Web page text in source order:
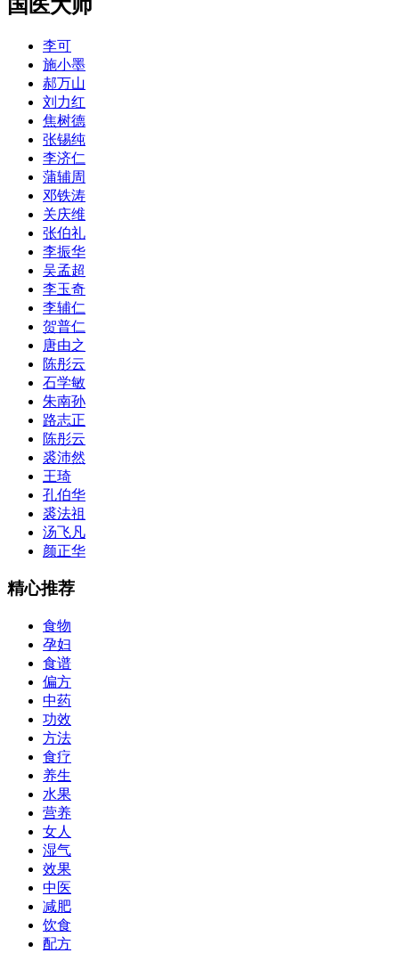
国医大师
李可
施小墨
郝万山
刘力红
焦树德
张锡纯
李济仁
蒲辅周
邓铁涛
关庆维
张伯礼
李振华
吴孟超
李玉奇
李辅仁
贺普仁
唐由之
陈彤云
石学敏
朱南孙
路志正
陈彤云
裘沛然
王琦
孔伯华
裘法祖
汤飞凡
颜正华
精心推荐
食物
孕妇
食谱
偏方
中药
功效
方法
食疗
养生
水果
营养
女人
湿气
效果
中医
减肥
饮食
配方